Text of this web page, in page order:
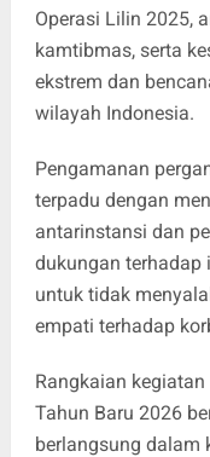
Operasi Lilin 2025,
kamtibmas, serta
ekstrem dan
wilayah Indonesia.
Pengamanan
terpadu dengan
antarinstansi dan
dukungan terhadap
untuk tidak
empati terhadap
Rangkaian
Tahun Baru 2026
berlangsung dalam